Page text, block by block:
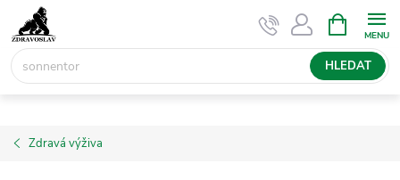
na
obsah
HLEDAT
NÁKUPNÍ
KOŠÍK
Zdravá výživa